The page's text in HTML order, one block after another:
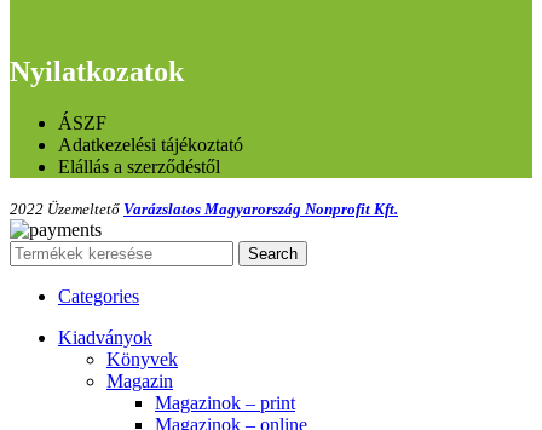
Nyilatkozatok
ÁSZF
Adatkezelési tájékoztató
Elállás a szerződéstől
2022 Üzemeltető Varázslatos Magyarország Nonprofit Kft.
Search
Categories
Kiadványok
Könyvek
Magazin
Magazinok – print
Magazinok – online